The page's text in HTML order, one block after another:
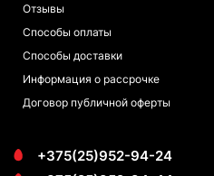
Отзывы
Способы оплаты
Способы доставки
Информация о рассрочке
Договор публичной оферты
+375(25)952-94-24